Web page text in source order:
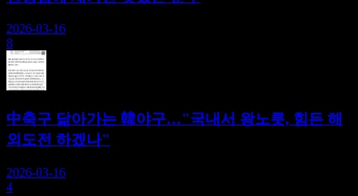
2026-03-16
8
中축구 닮아가는 韓야구…"국내서 왕노릇, 힘든 해
외도전 하겠나"
2026-03-16
4